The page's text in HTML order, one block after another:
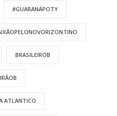
#GUARANÁPOTY
BRASILEIROB
ATLANTICO